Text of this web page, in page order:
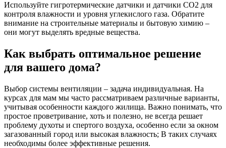
Используйте гигротермические датчики и датчики CO2 для
контроля влажности и уровня углекислого газа. Обратите
внимание на строительные материалы и бытовую химию –
они могут выделять вредные вещества.
Как выбрать оптимальное решение
для вашего дома?
Выбор системы вентиляции – задача индивидуальная. На
курсах для мам мы часто рассматриваем различные варианты,
учитывая особенности каждого жилища. Важно понимать, что
простое проветривание, хоть и полезно, не всегда решает
проблему духоты и спертого воздуха, особенно если за окном
загазованный город или высокая влажность; В таких случаях
необходимы более эффективные решения.